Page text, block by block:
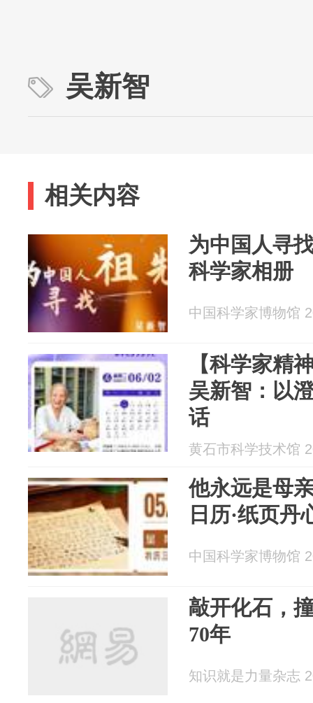
吴新智
相关内容
为中国人寻
科学家相册
中国科学家博物馆
【科学家
吴新智：以
话
黄石市科学技术馆
他永远是母
日历·纸页丹
中国科学家博物馆
敲开化石，
70年
知识就是力量杂志